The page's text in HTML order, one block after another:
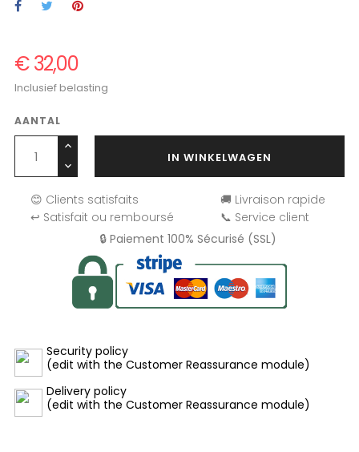
€ 32,00
Inclusief belasting
AANTAL
IN WINKELWAGEN
😊 Clients satisfaits
🚚 Livraison rapide
↩️ Satisfait ou remboursé
📞 Service client
🔒 Paiement 100% Sécurisé (SSL)
Security policy
(edit with the Customer Reassurance module)
Delivery policy
(edit with the Customer Reassurance module)